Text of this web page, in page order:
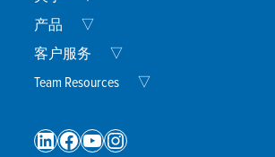
产品 ▽
Menu
客户服务 ▽
Menu
Team Resources ▽
LinkedIn
Facebook
YouTube
Instagram